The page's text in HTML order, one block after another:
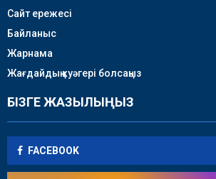
Сайт ережесі
Байланыс
Жарнама
Жағдайдың куәгері болсаңыз
БІЗГЕ ЖАЗЫЛЫҢЫЗ
FACEBOOK